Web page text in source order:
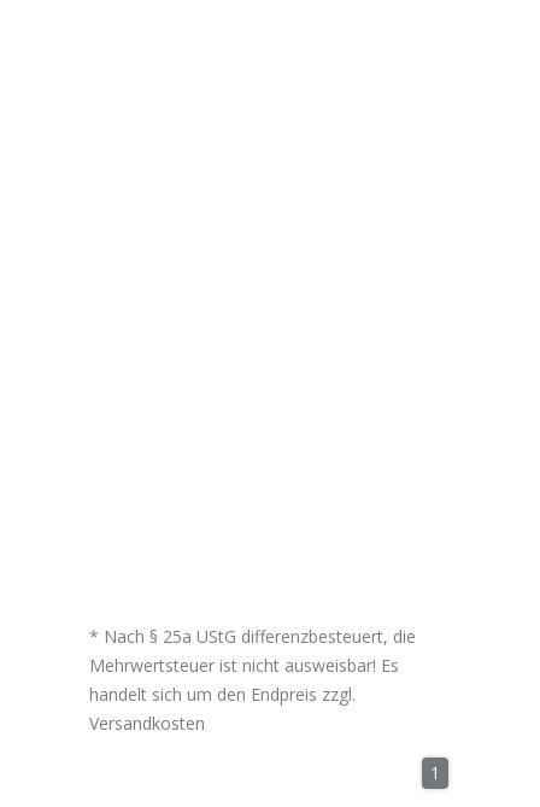
* Nach § 25a UStG differenzbesteuert, die
Mehrwertsteuer ist nicht ausweisbar! Es
handelt sich um den Endpreis zzgl.
Versandkosten
1